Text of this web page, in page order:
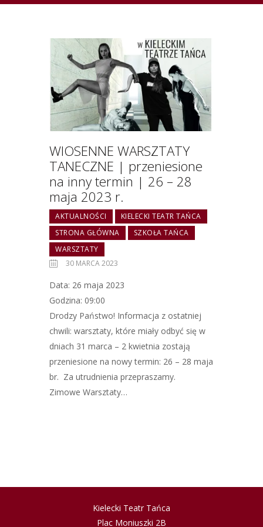
WIOSENNE WARSZTATY
TANECZNE | przeniesione
na inny termin | 26 – 28
maja 2023 r.
AKTUALNOŚCI
KIELECKI TEATR TAŃCA
STRONA GŁÓWNA
SZKOŁA TAŃCA
WARSZTATY
30 MARCA 2023
Data: 26 maja 2023
Godzina: 09:00
Drodzy Państwo! Informacja z ostatniej
chwili: warsztaty, które miały odbyć się w
dniach 31 marca – 2 kwietnia zostają
przeniesione na nowy termin: 26 – 28 maja
br. Za utrudnienia przepraszamy.
Zimowe Warsztaty…
Kielecki Teatr Tańca
Plac Moniuszki 2B